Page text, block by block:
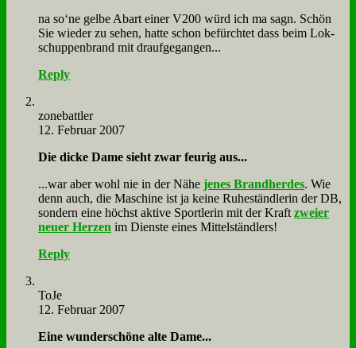
na so‘ne gel­be Ab­art ei­ner V200 würd ich ma sagn. Schön
Sie wie­der zu se­hen, hat­te schon be­fürch­tet dass beim Lok­
schup­pen­brand mit drauf­ge­gan­gen...
Reply
zone­batt­ler
12. Februar 2007
Die dicke Da­me sieht zwar feu­rig aus...
...war aber wohl nie in der Nä­he je­nes Brand­her­des. Wie
denn auch, die Ma­schi­ne ist ja kei­ne Ru­he­ständ­le­rin der DB,
son­dern ei­ne höchst ak­ti­ve Sport­le­rin mit der Kraft zwei­er
neu­er Her­zen im Dien­ste ei­nes Mit­tel­ständ­lers!
Reply
To­Je
12. Februar 2007
Ei­ne wun­der­schö­ne al­te Da­me...